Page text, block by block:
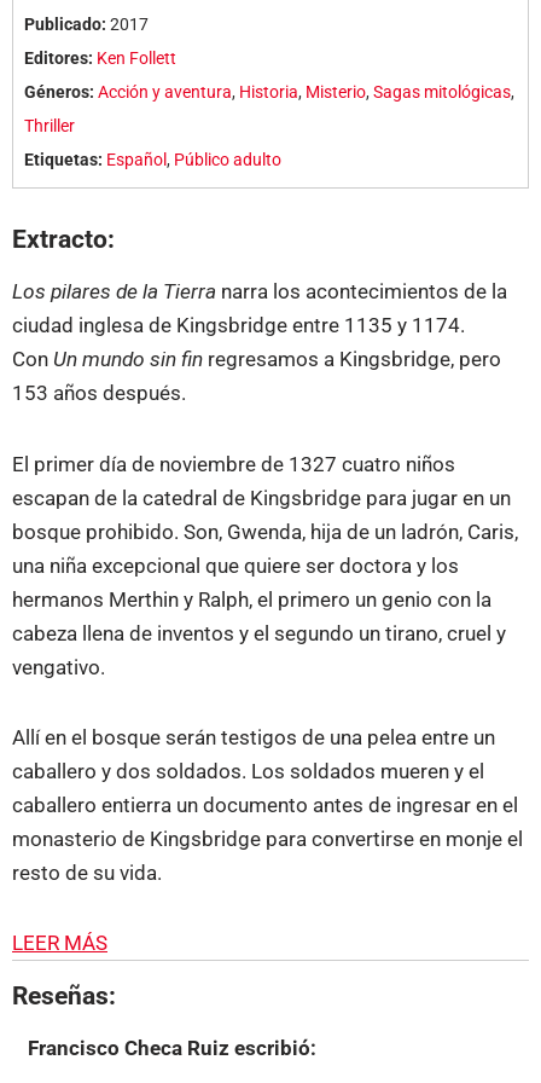
Publicado: 2017
Editores: Ken Follett
Géneros: Acción y aventura, Historia, Misterio,Sagas mitológicas,
Thriller
Etiquetas: Español, Público adulto
Extracto:
Los pilares de la Tierra narra los acontecimientos de la
ciudad inglesa de Kingsbridge entre 1135 y 1174.
Con Un mundo sin fin regresamos a Kingsbridge, pero
153 años después.
El primer día de noviembre de 1327 cuatro niños
escapan de la catedral de Kingsbridge para jugar en un
bosque prohibido. Son, Gwenda, hija de un ladrón, Caris,
una niña excepcional que quiere ser doctora y los
hermanos Merthin y Ralph, el primero un genio con la
cabeza llena de inventos y el segundo un tirano, cruel y
vengativo.
Allí en el bosque serán testigos de una pelea entre un
caballero y dos soldados. Los soldados mueren y el
caballero entierra un documento antes de ingresar en el
monasterio de Kingsbridge para convertirse en monje el
resto de su vida.
LEER MÁS
Reseñas:
Francisco Checa Ruiz escribió: